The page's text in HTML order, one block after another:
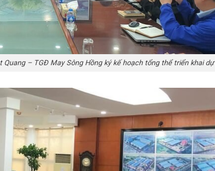
Quang – TGĐ May Sông Hồng ký kế hoạch tổng thể triển khai